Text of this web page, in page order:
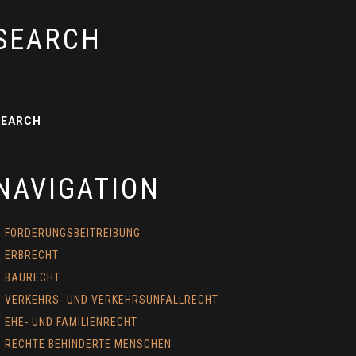
FORDERUNGSBEITREIBUNG
ERBRECHT
BAURECHT
VERKEHRS- UND VERKEHRSUNFALLRECHT
EHE- UND FAMILIENRECHT
RECHTE BEHINDERTE MENSCHEN